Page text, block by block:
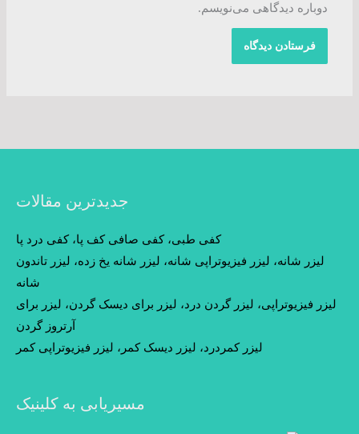
دوباره دیدگاهی می‌نویسم.
جدیدترین مقالات
کفی طبی، کفی صافی کف پا، کفی درد پا
لیزر شانه، لیزر فیزیوتراپی شانه، لیزر شانه یخ زده، لیزر تاندون
شانه
لیزر فیزیوتراپی، لیزر گردن درد، لیزر برای دیسک گردن، لیزر برای
آرتروز گردن
لیزر کمردرد، لیزر دیسک کمر، لیزر فیزیوتراپی کمر
مسیریابی به کلینیک